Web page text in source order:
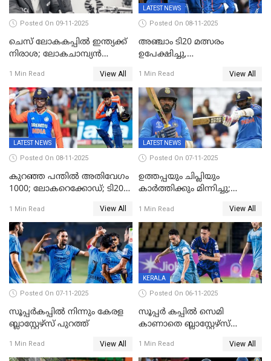
Posted On 09-11-2025
ചെസ് ലോകകപ്പില്‍ ഇന്ത്യക്ക്
നിരാശ; ലോകചാമ്പ്യന്‍
1 Min Read View All
LATEST NEWS
Posted On 08-11-2025
അഞ്ചാം ടി20 മത്സരം
ഉപേക്ഷിച്ചു,
ജയിച്ച് ഇന്ത്യ
1 Min Read View All
LATEST NEWS
Posted On 08-11-2025
കുറഞ്ഞ പന്തിൽ അതിവേഗം
1000; ലോകറെക്കോഡ്; ടി20
അപൂര്‍വനേട്ടവുമായി
അഭിഷേക് ശർമ
1 Min Read View All
LATEST NEWS
Posted On 07-11-2025
ഉത്തപ്പയും ചിപ്ലിയും
കാർത്തിക്കും മിന്നിച്ചു;
ഇന്ത്യ; ഹോങ്കോങ് സിക്സസ്
ക്രിക്കറ്റ് ടൂർണമെന്റിൽ ജയം
1 Min Read View All
Posted On 07-11-2025
സൂപ്പര്‍കപ്പില്‍ നിന്നും കേരള
ബ്ലാസ്റ്റേഴ്‌സ് പുറത്ത്
1 Min Read View All
KERALA
Posted On 06-11-2025
സൂപ്പർ കപ്പിൽ സെമി
കാണാതെ ബ്ലാസ്റ്റേഴ്സ്
1 Min Read View All